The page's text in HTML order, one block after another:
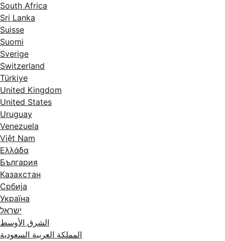
South Africa
Sri Lanka
Suisse
Suomi
Sverige
Switzerland
Türkiye
United Kingdom
United States
Uruguay
Venezuela
Việt Nam
Ελλάδα
България
Казахстан
Србија
Україна
ישראל
الشرق الأوسط
المملكة العربية السعودية